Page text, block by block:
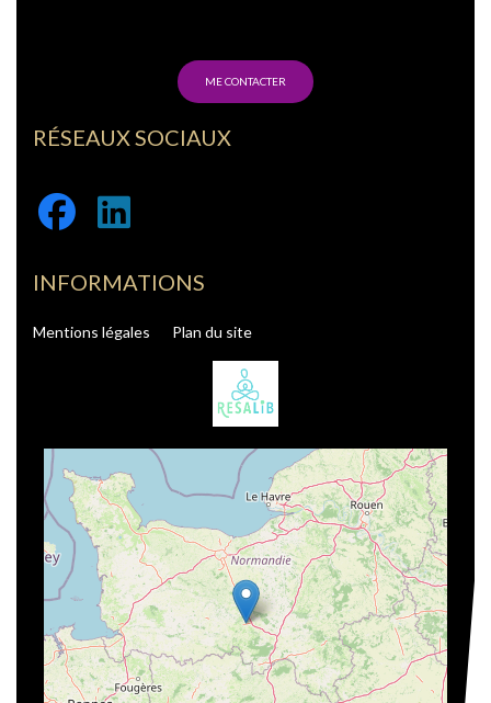
ME CONTACTER
RÉSEAUX SOCIAUX
Facebook
Linkedin
INFORMATIONS
Mentions légales Plan du site